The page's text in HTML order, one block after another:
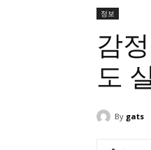
정보
감
도
By gats